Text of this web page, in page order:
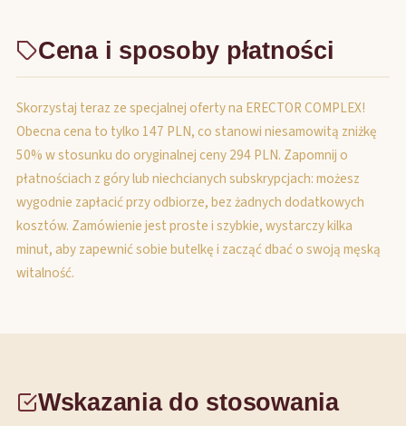
Cena i sposoby płatności
Skorzystaj teraz ze specjalnej oferty na ERECTOR COMPLEX!
Obecna cena to tylko 147 PLN, co stanowi niesamowitą zniżkę
50% w stosunku do oryginalnej ceny 294 PLN. Zapomnij o
płatnościach z góry lub niechcianych subskrypcjach: możesz
wygodnie zapłacić przy odbiorze, bez żadnych dodatkowych
kosztów. Zamówienie jest proste i szybkie, wystarczy kilka
minut, aby zapewnić sobie butelkę i zacząć dbać o swoją męską
witalność.
Wskazania do stosowania